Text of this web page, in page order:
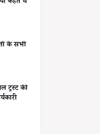
के सभी
ट्रस्ट की